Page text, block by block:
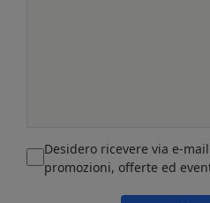
Desidero ricevere via e-
promozioni, offerte ed